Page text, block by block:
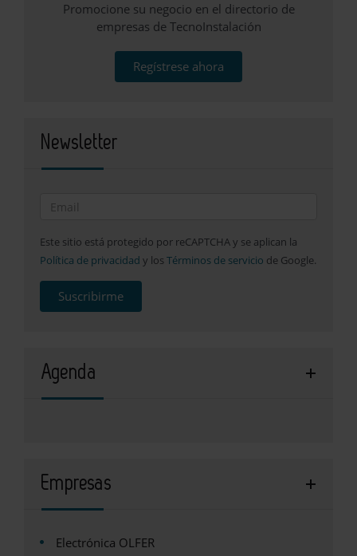
Promocione su negocio en el directorio de
empresas de TecnoInstalación
Regístrese ahora
Newsletter
Este sitio está protegido por reCAPTCHA y se aplican la
Política de privacidad y los Términos de servicio de Google.
Suscribirme
Agenda
Empresas
Electrónica OLFER